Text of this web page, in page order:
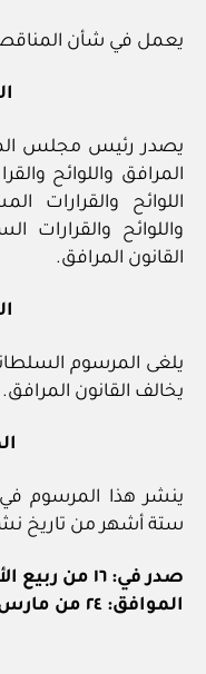
يعمل في شأن
يصدر رئيس مجلس
المرافق واللوائح
اللوائح والقرارات
واللوائح والقرارات
القانون المرافق.
يخالف القانون المرافق.
ينشر هذا المرسوم
ستة أشهر من تاريخ
صدر في: ١٦ من ربيع الأول سنة ١٤٢٩هـ
الموافق: ٢٤ من مارس سنة ٢٠٠٨م